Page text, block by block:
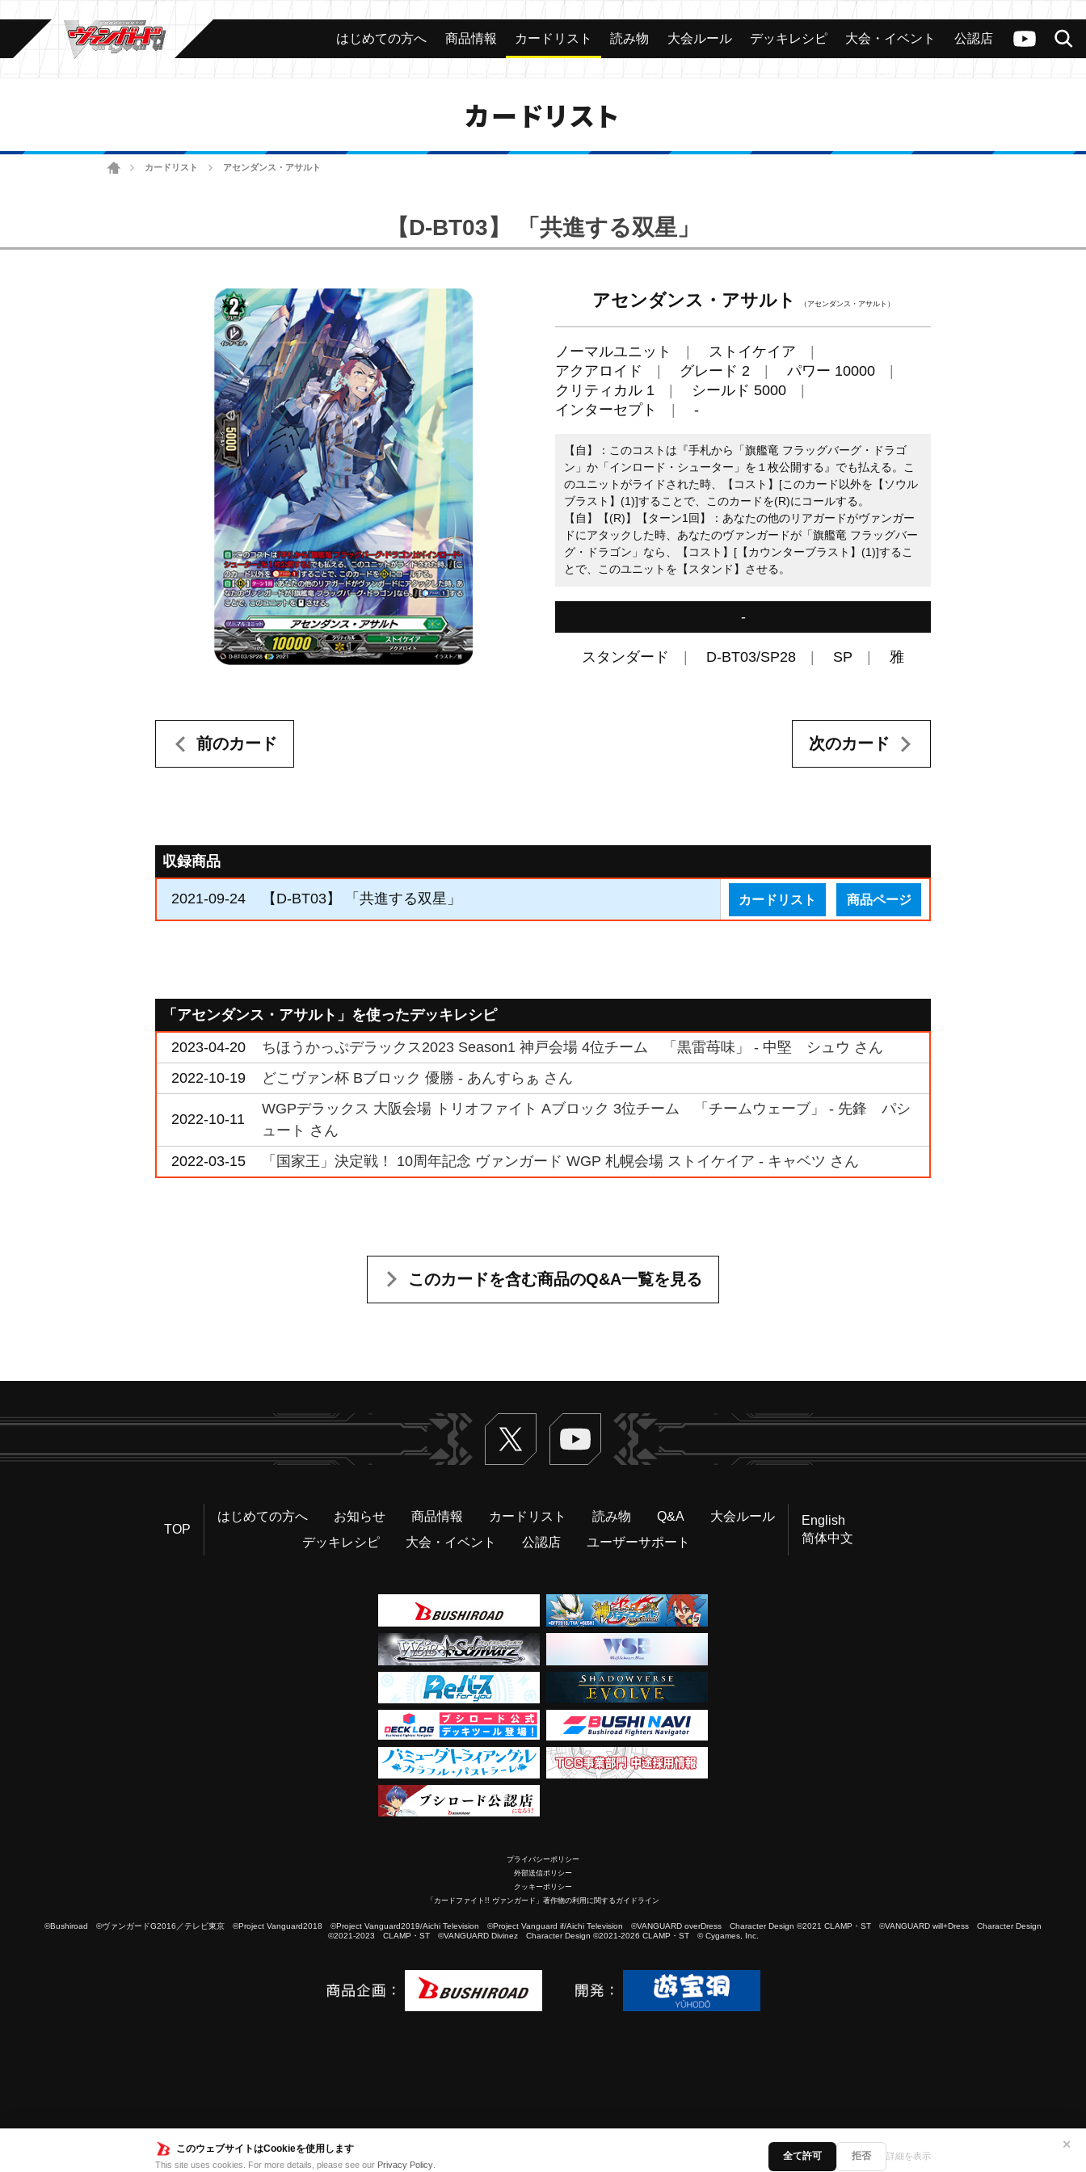
このウェブサイトはCookieを使用します
This site uses cookies. For more details, please see our Privacy Policy
全て許可 拒否 詳細を表示
✕
ヴァンガードch
検索
カード 大会 公認店舗 その他
はじめての方へ 商品情報 カードリスト 読み物 大会ルール デッキレシピ 大会・イベント 公認店
カードリスト
ホームカードリスト アセンダンス・アサルト
【D-BT03】 「共進する双星」
アセンダンス・アサルト （アセンダンス・アサルト）
ノーマルユニット
ストイケイア
アクアロイド
グレード 2
パワー 10000
クリティカル 1
シールド 5000
インターセプト
-
【自】：このコストは『手札から「旗艦竜 フラッグバーグ・ドラゴ
ン」か「インロード・シューター」を１枚公開する』でも払える。こ
のユニットがライドされた時、【コスト】[このカード以外を【ソウル
ブラスト】(1)]することで、このカードを(R)にコールする。
【自】【(R)】【ターン1回】：あなたの他のリアガードがヴァンガー
ドにアタックした時、あなたのヴァンガードが「旗艦竜 フラッグバー
グ・ドラゴン」なら、【コスト】[【カウンターブラスト】(1)]するこ
とで、このユニットを【スタンド】させる。
-
スタンダード D-BT03/SP28 SP 雅
前のカード 次のカード
収録商品
2021-09-24 【D-BT03】 「共進する双星」 カードリスト 商品ページ
「アセンダンス・アサルト」を使ったデッキレシピ
2023-04-20
ちほうかっぷデラックス2023 Season1 神戸会場 4位チーム 「黒雷苺味」 - 中堅 シュウ さん
2022-10-19
どこヴァン杯 Bブロック 優勝 - あんすらぁ さん
2022-10-11
WGPデラックス 大阪会場 トリオファイト Aブロック 3位チーム 「チームウェーブ」 - 先鋒 パシ
ュート さん
2022-03-15
「国家王」決定戦！ 10周年記念 ヴァンガード WGP 札幌会場 ストイケイア - キャベツ さん
このカードを含む商品のQ&A一覧を見る
Twitter ヴァンガードch
TOP
はじめての方へ お知らせ 商品情報 カードリスト 読み物 Q&A
大会ルール
デッキレシピ
大会・イベント 公認店 ユーザーサポート
English
简体中文
プライバシーポリシー
外部送信ポリシー
クッキーポリシー
「カードファイト!! ヴァンガード」著作物の利用に関するガイドライン
©Bushiroad ©ヴァンガードG2016／テレビ東京 ©Project Vanguard2018 ©Project Vanguard2019/Aichi Television ©Project Vanguard if/Aichi Television ©VANGUARD overDress Character Design ©2021 CLAMP・ST ©VANGUARD will+Dress Character Design
©2021-2023 CLAMP・ST ©VANGUARD Divinez Character Design ©2021-2026 CLAMP・ST © Cygames, Inc.